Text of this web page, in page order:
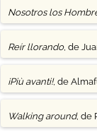
Nosotros los
Reír llorando, de
¡Più avanti!, de
Walking around, de